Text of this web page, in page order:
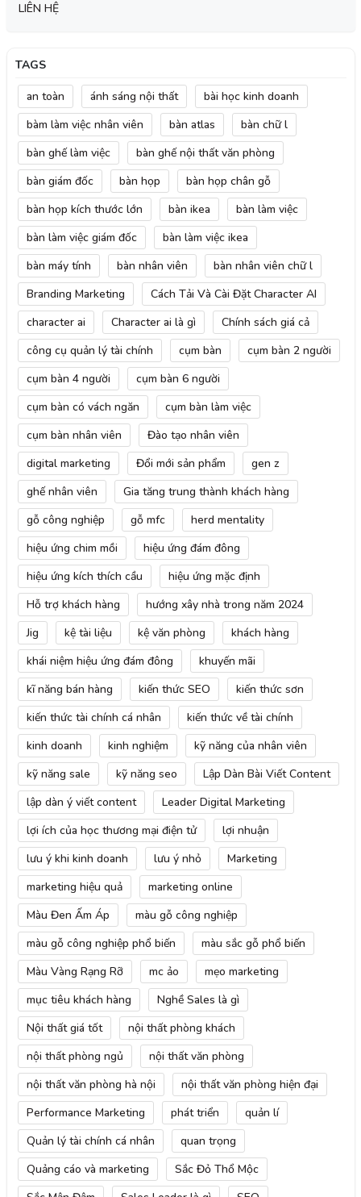
LIÊN HỆ
TAGS
an toàn ánh sáng nội thất
bài học kinh doanh
bàm làm việc nhân viên
bàn atlas
bàn chữ l
bàn ghế làm việc
bàn ghế nội thất văn phòng
bàn giám đốc
bàn họp
bàn họp chân gỗ
bàn họp kích thước lớn
bàn ikea
bàn làm việc
bàn làm việc giám đốc
bàn làm việc ikea
bàn máy tính
bàn nhân viên
bàn nhân viên chữ l
Branding Marketing
Cách Tải Và Cài Đặt Character AI
character ai
Character ai là gì
Chính sách giá cả
công cụ quản lý tài chính
cụm bàn
cụm bàn 2 người
cụm bàn 4 người
cụm bàn 6 người
cụm bàn có vách ngăn
cụm bàn làm việc
cụm bàn nhân viên
Đào tạo nhân viên
digital marketing
Đổi mới sản phẩm
gen z
ghế nhân viên
Gia tăng trung thành khách hàng
gỗ công nghiệp
gỗ mfc
herd mentality
hiệu ứng chim mồi
hiệu ứng đám đông
hiệu ứng kích thích cầu
hiệu ứng mặc định
Hỗ trợ khách hàng
hướng xây nhà trong năm 2024
Jig
kệ tài liệu kệ văn phòng
khách hàng
khái niệm hiệu ứng đám đông
khuyến mãi
kĩ năng bán hàng
kiến thức SEO
kiến thức sơn
kiến thức tài chính cá nhân
kiến thức về tài chính
kinh doanh
kinh nghiệm
kỹ năng của nhân viên
kỹ năng sale
kỹ năng seo
Lập Dàn Bài Viết Content
lập dàn ý viết content
Leader Digital Marketing
lợi ích của học thương mại điện tử
lợi nhuận
lưu ý khi kinh doanh
lưu ý nhỏ
Marketing
marketing hiệu quả
marketing online
Màu Đen Ấm Áp
màu gỗ công nghiệp
màu gỗ công nghiệp phổ biến
màu sắc gỗ phổ biến
Màu Vàng Rạng Rỡ
mc ảo
mẹo marketing
mục tiêu khách hàng
Nghề Sales là gì
Nội thất giá tốt
nội thất phòng khách
nội thất phòng ngủ
nội thất văn phòng
nội thất văn phòng hà nội
nội thất văn phòng hiện đại
Performance Marketing
phát triển
quản lí
Quản lý tài chính cá nhân
quan trọng
Quảng cáo và marketing
Sắc Đỏ Thổ Mộc